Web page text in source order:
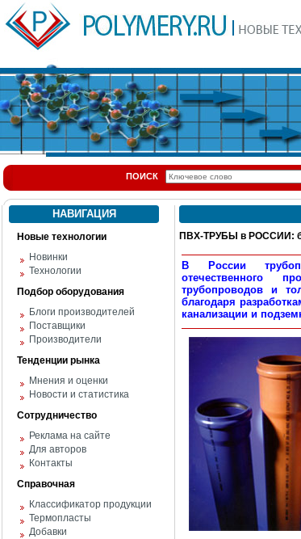
ПОИСК
НАВИГАЦИЯ
Новые технологии
Новинки
Технологии
Подбор оборудования
Блоги производителей
Поставщики
Производители
Тенденции рынка
Мнения и оценки
Новости и статистика
Сотрудничество
Реклама на сайте
Для авторов
Контакты
Справочная
Классификатор продукции
Термопласты
Добавки
ПВХ-ТРУБЫ в РОССИИ:
В России
отечественного
трубопроводов и
благодаря
канализации и